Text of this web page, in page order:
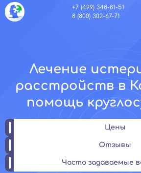
+7 (499) 348-81-51
8 (800) 302-67-71
Лечение
расстройств в
помощь
Цены
Отзывы
Часто задаваемые